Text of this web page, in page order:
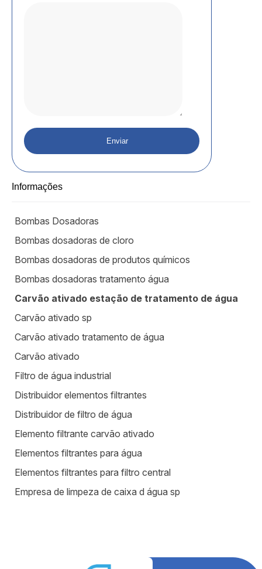
Informações
Bombas Dosadoras
Bombas dosadoras de cloro
Bombas dosadoras de produtos químicos
Bombas dosadoras tratamento água
Carvão ativado estação de tratamento de água
Carvão ativado sp
Carvão ativado tratamento de água
Carvão ativado
Filtro de água industrial
Distribuidor elementos filtrantes
Distribuidor de filtro de água
Elemento filtrante carvão ativado
Elementos filtrantes para água
Elementos filtrantes para filtro central
Empresa de limpeza de caixa d água sp